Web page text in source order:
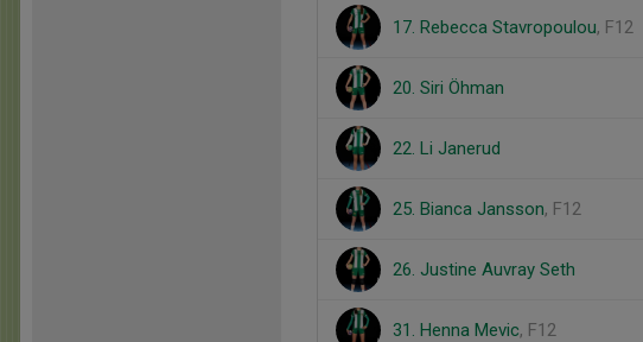
17. Rebecca Stavropoulou, F12
20. Siri Öhman
22. Li Janerud
25. Bianca Jansson, F12
26. Justine Auvray Seth
31. Henna Mevic, F12